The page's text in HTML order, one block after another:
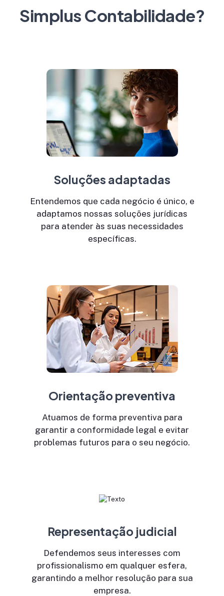
Simplus Contabilidade?
Soluções adaptadas
Entendemos que cada negócio é único, e
adaptamos nossas soluções jurídicas
para atender às suas necessidades
específicas.
Orientação preventiva
Atuamos de forma preventiva para
garantir a conformidade legal e evitar
problemas futuros para o seu negócio.
Representação judicial
Defendemos seus interesses com
profissionalismo em qualquer esfera,
garantindo a melhor resolução para sua
empresa.